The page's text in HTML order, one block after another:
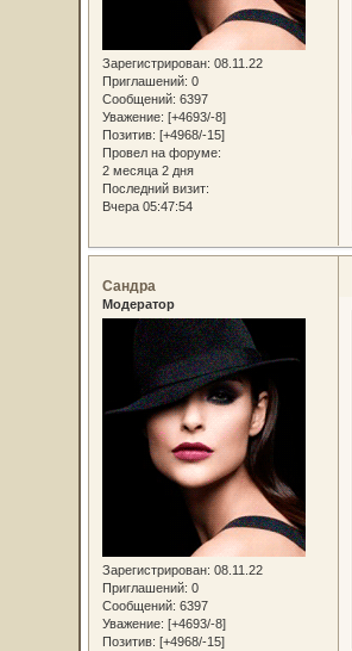
Зарегистрирован: 08.11.22
Приглашений: 0
Сообщений: 6397
Уважение: [+4693/-8]
Позитив: [+4968/-15]
Провел на форуме:
2 месяца 2 дня
Последний визит:
Вчера 05:47:54
Сандра
Модератор
Зарегистрирован: 08.11.22
Приглашений: 0
Сообщений: 6397
Уважение: [+4693/-8]
Позитив: [+4968/-15]